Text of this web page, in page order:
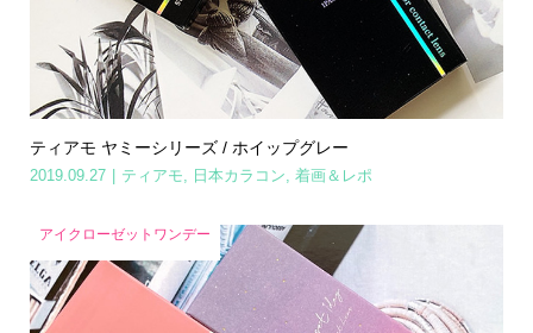
ティアモ ヤミーシリーズ / ホイップグレー
2019.09.27 ティアモ, 日本カラコン, 着画＆レポ
アイクローゼットワンデー